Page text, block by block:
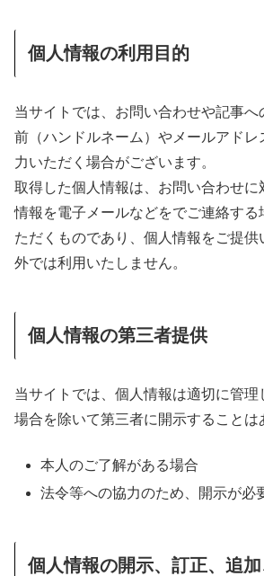
個人情報の利用目的
当サイトでは、お問い合わせや記事へ
前（ハンドルネーム）やメールアドレ
力いただく場合がございます。
取得した個人情報は、お問い合わせに
情報を電子メールなどをでご連絡する
ただくものであり、個人情報をご提供
外では利用いたしません。
個人情報の第三者提供
当サイトでは、個人情報は適切に管理
場合を除いて第三者に開示することは
本人のご了解がある場合
法令等への協力のため、開示が必
個人情報の開示、訂正、追